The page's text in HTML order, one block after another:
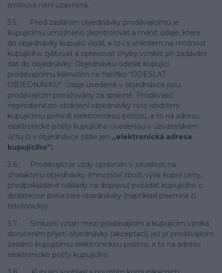
smlouva není uzavřena.
3.5. Před zasláním objednávky prodávajícímu je
kupujícímu umožněno zkontrolovat a měnit údaje, které
do objednávky kupující vložil, a to i s ohledem na možnost
kupujícího zjišťovat a opravovat chyby vzniklé při zadávání
dat do objednávky. Objednávku odešle kupující
prodávajícímu kliknutím na tlačítko "ODESLAT
OBJEDNÁVKU". Údaje uvedené v objednávce jsou
prodávajícím považovány za správné. Prodávající
neprodleně po obdržení objednávky toto obdržení
kupujícímu potvrdí elektronickou poštou, a to na adresu
elektronické pošty kupujícího uvedenou v uživatelském
účtu či v objednávce (dále jen „elektronická adresa
kupujícího“).
3.6. Prodávající je vždy oprávněn v závislosti na
charakteru objednávky (množství zboží, výše kupní ceny,
předpokládané náklady na dopravu) požádat kupujícího o
dodatečné potvrzení objednávky (například písemně či
telefonicky).
3.7. Smluvní vztah mezi prodávajícím a kupujícím vzniká
doručením přijetí objednávky (akceptací), jež je prodávajícím
zasláno kupujícímu elektronickou poštou, a to na adresu
elektronické pošty kupujícího.